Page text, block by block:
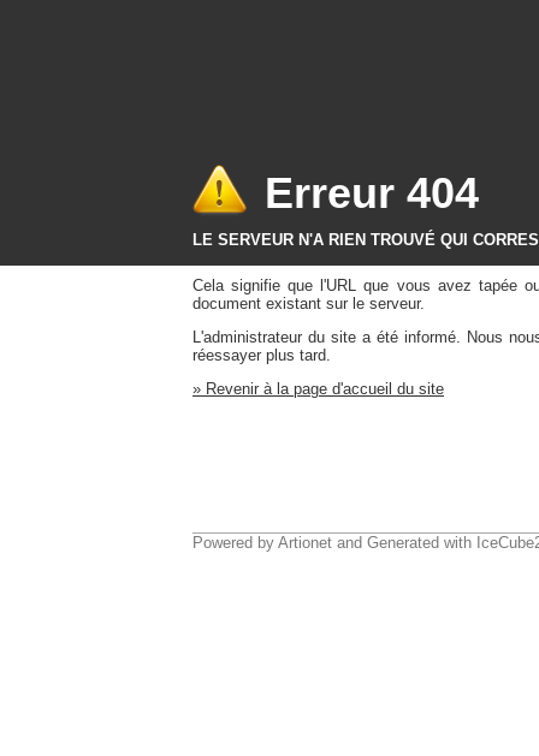
Erreur 404
LE SERVEUR N'A RIEN TROUVÉ QUI
Cela signifie que l'URL que vous avez tapée
document existant sur le serveur.
L'administrateur du site a été informé. Nous
réessayer plus tard.
» Revenir à la page d'accueil du site
Powered by Artionet and Generated with